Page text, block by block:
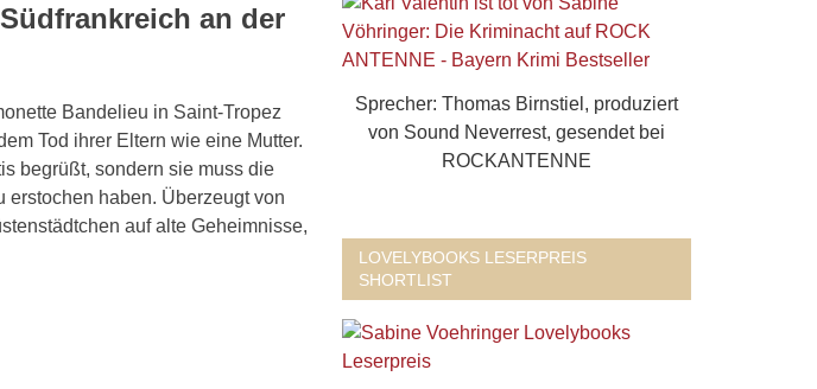
an der
Bandelieu in Saint-Tropez
Tod ihrer Eltern wie eine Mutter.
begrüßt, sondern sie muss die
haben. Überzeugt von
auf alte Geheimnisse,
Sprecher: Thomas Birnstiel, produziert
von Sound Neverrest, gesendet bei
ROCKANTENNE
LOVELYBOOKS LESERPREIS
SHORTLIST